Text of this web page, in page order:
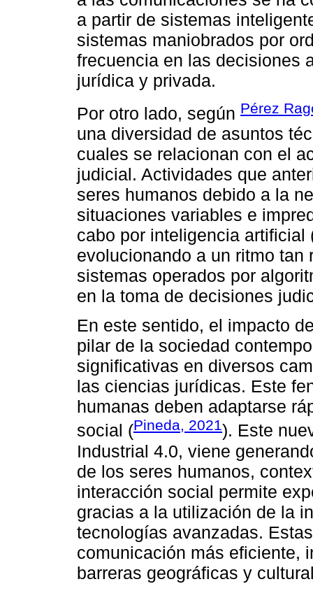
a partir de sistemas
sistemas maniobrados por
frecuencia en las decisiones
jurídica y privada.
Por otro lado, según Pérez
una diversidad de asuntos
cuales se relacionan con el
judicial. Actividades que
seres humanos debido a la
situaciones variables e
cabo por inteligencia
evolucionando a un ritmo
sistemas operados por
en la toma de decisiones
En este sentido, el impacto
pilar de la sociedad
significativas en diversos
las ciencias jurídicas. Este
humanas deben adaptarse
social (Pineda, 2021). Este
Industrial 4.0, viene
de los seres humanos,
interacción social permite
gracias a la utilización de la
tecnologías avanzadas.
comunicación más eficiente,
barreras geográficas y